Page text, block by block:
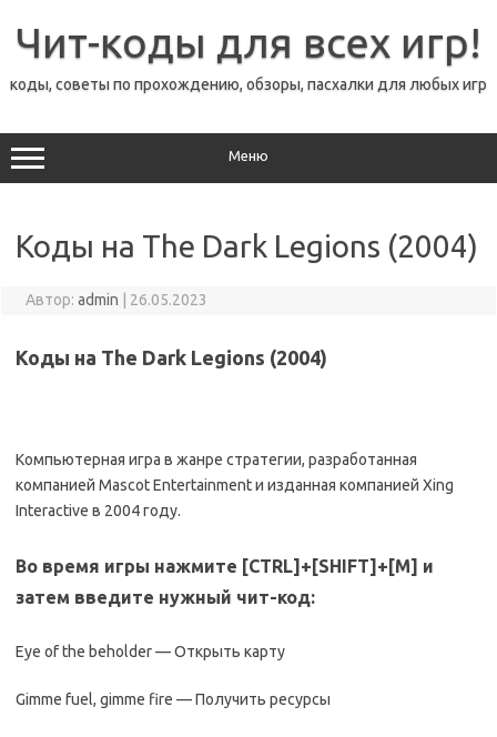
содержимому
Чит-коды для всех игр!
коды, советы по прохождению, обзоры, пасхалки для любых игр
Меню
Коды на The Dark Legions (2004)
Автор: admin 26.05.2023
Коды на The Dark Legions (2004)
Компьютерная игра в жанре стратегии, разработанная
компанией Mascot Entertainment и изданная компанией Xing
Interactive в 2004 году.
Во время игры нажмите [CTRL]+[SHIFT]+[M] и
затем введите нужный чит-код:
Eye of the beholder — Открыть карту
Gimme fuel, gimme fire — Получить ресурсы